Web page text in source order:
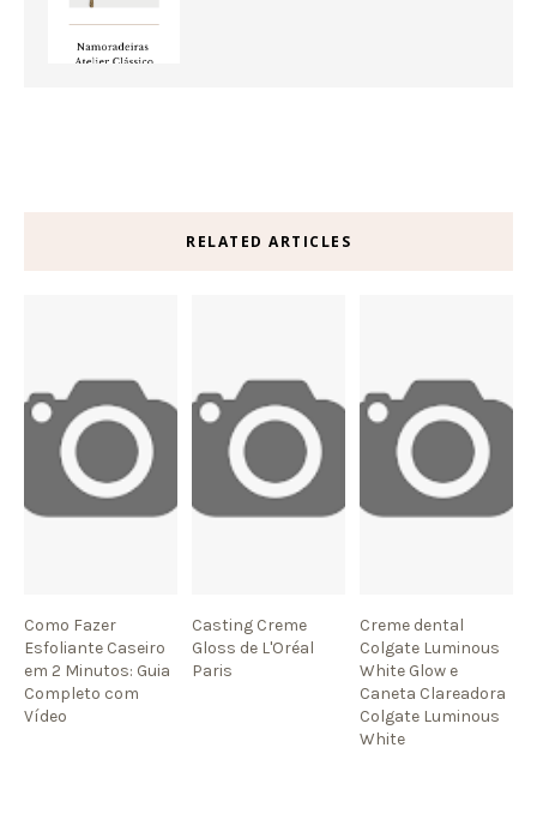
RELATED ARTICLES
Como Fazer
Esfoliante Caseiro
em 2 Minutos: Guia
Completo com
Vídeo
Casting Creme
Gloss de L'Oréal
Paris
Creme dental
Colgate Luminous
White Glow e
Caneta Clareadora
Colgate Luminous
White